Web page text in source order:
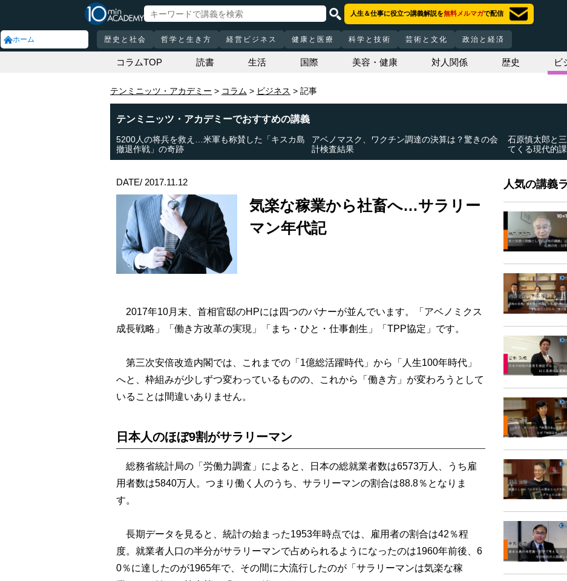
ホーム
人生＆仕事に役立つ講義解説を無料メルマガで配信
歴史と社会 哲学と生き方 経営ビジネス 健康と医療 科学と技術 芸術と文化 政治と経済
コラムTOP 読書 生活 国際 美容・健康 対人関係 歴史 ビ
テンミニッツ・アカデミー コラム ビジネス 記事
テンミニッツ・アカデミーでおすすめの講義
5200人の将兵を救え…米軍も称賛した「キスカ島
撤退作戦」の奇跡
アベノマスク、ワクチン調達の決算は？驚きの会
計検査結果
石原慎太郎と
てくる現代的
DATE/ 2017.11.12
気楽な稼業から社畜へ…サラリー
マン年代記
2017年10月末、首相官邸のHPには四つのバナーが並んでいます。「アベノミクス
成長戦略」「働き方改革の実現」「まち・ひと・仕事創生」「TPP協定」です。
第三次安倍改造内閣では、これまでの「1億総活躍時代」から「人生100年時代」
へと、枠組みが少しずつ変わっているものの、これから「働き方」が変わろうとして
いることは間違いありません。
日本人のほぼ9割がサラリーマン
総務省統計局の「労働力調査」によると、日本の総就業者数は6573万人、うち雇
用者数は5840万人。つまり働く人のうち、サラリーマンの割合は88.8％となりま
す。
長期データを見ると、統計の始まった1953年時点では、雇用者の割合は42％程
度。就業者人口の半分がサラリーマンで占められるようになったのは1960年前後、6
0％に達したのが1965年で、その間に大流行したのが「サラリーマンは気楽な稼
人気の講義